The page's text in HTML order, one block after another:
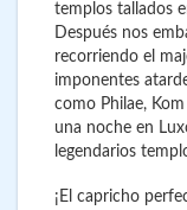
templos tallados
Después nos
recorriendo el
imponentes
como Philae,
una noche en
legendarios
¡El capricho